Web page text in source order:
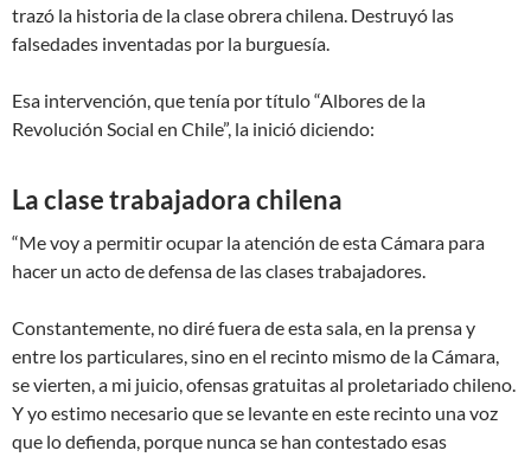
trazó la historia de la clase obrera chilena. Destruyó las
falsedades inventadas por la burguesía.
Esa intervención, que tenía por título “Albores de la
Revolución Social en Chile”, la inició diciendo:
La clase trabajadora chilena
“Me voy a permitir ocupar la atención de esta Cámara para
hacer un acto de defensa de las clases trabajadores.
Constantemente, no diré fuera de esta sala, en la prensa y
entre los particulares, sino en el recinto mismo de la Cámara,
se vierten, a mi juicio, ofensas gratuitas al proletariado chileno.
Y yo estimo necesario que se levante en este recinto una voz
que lo defienda, porque nunca se han contestado esas